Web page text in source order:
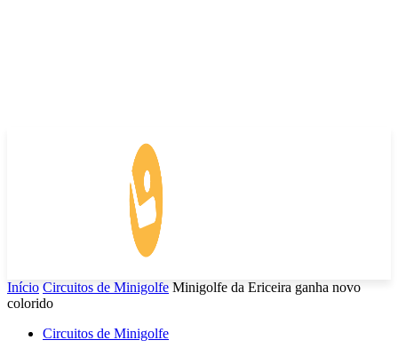
Início Circuitos de Minigolfe Minigolfe da Ericeira ganha novo
colorido
Circuitos de Minigolfe